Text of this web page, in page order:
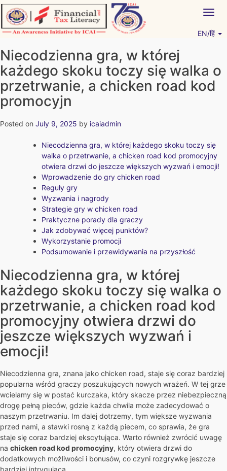
Skip
to
content
EN/हिं
Niecodzienna gra, w której
każdego skoku toczy się walka o
przetrwanie, a chicken road kod
promocyjn
Posted on July 9, 2025 by icaiadmin
Niecodzienna gra, w której każdego skoku toczy się
walka o przetrwanie, a chicken road kod promocyjny
otwiera drzwi do jeszcze większych wyzwań i emocji!
Wprowadzenie do gry chicken road
Reguły gry
Wyzwania i nagrody
Strategie gry w chicken road
Praktyczne porady dla graczy
Jak zdobywać więcej punktów?
Wykorzystanie promocji
Podsumowanie i przewidywania na przyszłość
Niecodzienna gra, w której
każdego skoku toczy się walka o
przetrwanie, a chicken road kod
promocyjny otwiera drzwi do
jeszcze większych wyzwań i
emocji!
Niecodzienna gra, znana jako chicken road, staje się coraz bardziej
popularna wśród graczy poszukujących nowych wrażeń. W tej grze
wcielamy się w postać kurczaka, który skacze przez niebezpieczną
drogę pełną pieców, gdzie każda chwila może zadecydować o
naszym przetrwaniu. Im dalej dotrzemy, tym większe wyzwania
przed nami, a stawki rosną z każdą piecem, co sprawia, że gra
staje się coraz bardziej ekscytująca. Warto również zwrócić uwagę
na chicken road kod promocyjny, który otwiera drzwi do
dodatkowych możliwości i bonusów, co czyni rozgrywkę jeszcze